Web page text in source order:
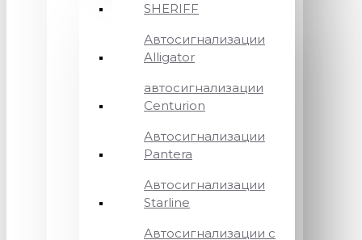
SHERIFF
Автосигнализации
Alligator
автосигнализации
Centurion
Автосигнализации
Pantera
Автосигнализации
Starline
Автосигнализации с